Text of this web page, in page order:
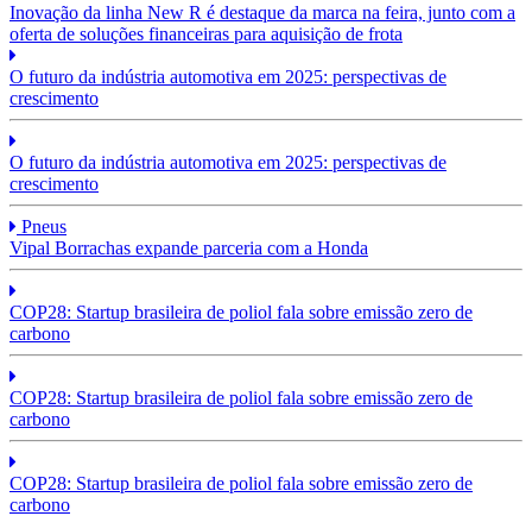
Inovação da linha New R é destaque da marca na feira, junto com a
oferta de soluções financeiras para aquisição de frota
O futuro da indústria automotiva em 2025: perspectivas de
crescimento
O futuro da indústria automotiva em 2025: perspectivas de
crescimento
Pneus
Vipal Borrachas expande parceria com a Honda
COP28: Startup brasileira de poliol fala sobre emissão zero de
carbono
COP28: Startup brasileira de poliol fala sobre emissão zero de
carbono
COP28: Startup brasileira de poliol fala sobre emissão zero de
carbono